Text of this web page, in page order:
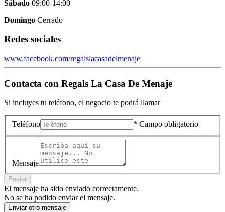
Sábado 09:00-14:00
Domingo Cerrado
Redes sociales
www.facebook.com/regalslacasadelmenaje
Contacta con Regals La Casa De Menaje
Si incluyes tu teléfono, el negocio te podrá llamar
Teléfono * Campo obligatorio
Mensaje
Enviar
El mensaje ha sido enviado correctamente.
No se ha podido enviar el mensaje.
Enviar otro mensaje